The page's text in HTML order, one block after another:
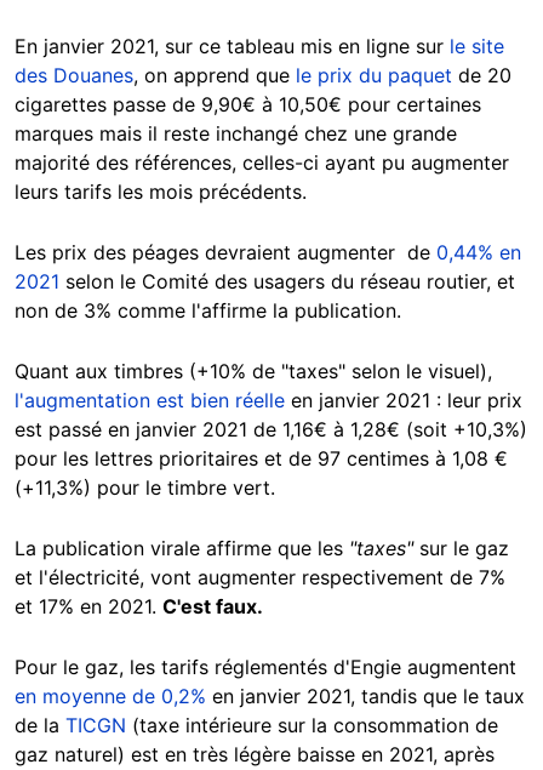
En janvier 2021, sur ce tableau mis en ligne sur le site
des Douanes, on apprend que le prix du paquet de 20
cigarettes passe de 9,90€ à 10,50€ pour certaines
marques mais il reste inchangé chez une grande
majorité des références, celles-ci ayant pu augmenter
leurs tarifs les mois précédents.
Les prix des péages devraient augmenter de 0,44% en
2021 selon le Comité des usagers du réseau routier, et
non de 3% comme l'affirme la publication.
Quant aux timbres (+10% de "taxes" selon le visuel),
l'augmentation est bien réelle en janvier 2021 : leur prix
est passé en janvier 2021 de 1,16€ à 1,28€ (soit +10,3%)
pour les lettres prioritaires et de 97 centimes à 1,08 €
(+11,3%) pour le timbre vert.
La publication virale affirme que les "taxes"sur le gaz
et l'électricité, vont augmenter respectivement de 7%
et 17% en 2021. C'est faux.
Pour le gaz, les tarifs réglementés d'Engie augmentent
en moyenne de 0,2% en janvier 2021, tandis que le taux
de la TICGN (taxe intérieure sur la consommation de
gaz naturel) est en très légère baisse en 2021, après